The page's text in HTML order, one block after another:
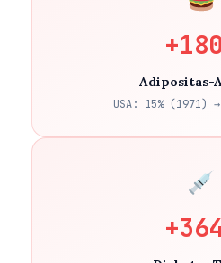
Adipositas-
USA: 15% (1971)